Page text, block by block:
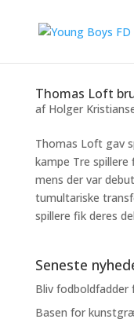
Thomas Loft
af Holger
Thomas Loft gav
kampe Tre
mens der var
tumultariske
spillere fik deres
Seneste
Bliv fodboldfadder
Basen for